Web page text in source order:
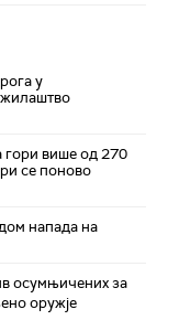
у
гори више од 270
се поново
напада на
осумњичених за
оружје